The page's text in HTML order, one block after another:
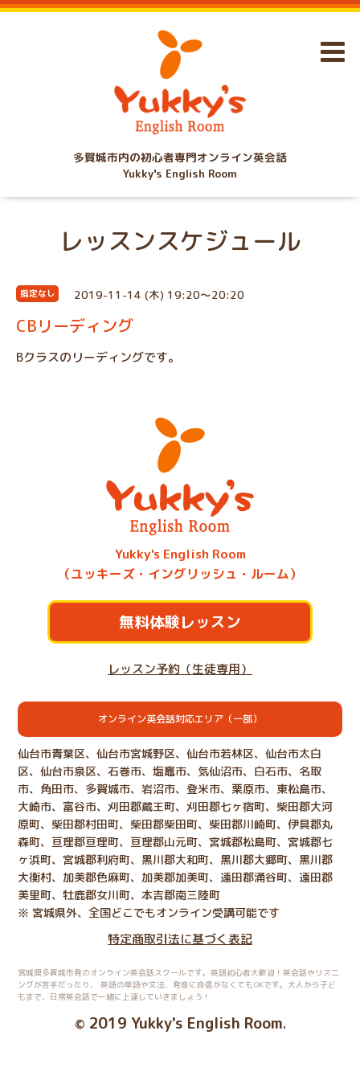
多賀城市内の初心者専門オンライン英会話
Yukky's English Room
レッスンスケジュール
指定なし 2019-11-14 (木) 19:20～20:20
CBリーディング
Bクラスのリーディングです。
Yukky's English Room
（ユッキーズ・イングリッシュ・ルーム）
無料体験レッスン
レッスン予約（生徒専用）
オンライン英会話対応エリア（一部）
仙台市青葉区、仙台市宮城野区、仙台市若林区、仙台市太白
区、仙台市泉区、石巻市、塩竈市、気仙沼市、白石市、名取
市、角田市、多賀城市、岩沼市、登米市、栗原市、東松島市、
大崎市、富谷市、刈田郡蔵王町、刈田郡七ヶ宿町、柴田郡大河
原町、柴田郡村田町、柴田郡柴田町、柴田郡川崎町、伊具郡丸
森町、亘理郡亘理町、亘理郡山元町、宮城郡松島町、宮城郡七
ヶ浜町、宮城郡利府町、黒川郡大和町、黒川郡大郷町、黒川郡
大衡村、加美郡色麻町、加美郡加美町、遠田郡涌谷町、遠田郡
美里町、牡鹿郡女川町、本吉郡南三陸町
※ 宮城県外、全国どこでもオンライン受講可能です
特定商取引法に基づく表記
宮城県多賀城市発のオンライン英会話スクールです。英語初心者大歓迎！英会話やリスニ
ングが苦手だったり、
英語の単語や文法、発音に自信がなくてもOKです。大人から子ど
もまで、日常英会話で一緒に上達していきましょう！
© 2019 Yukky's English Room.